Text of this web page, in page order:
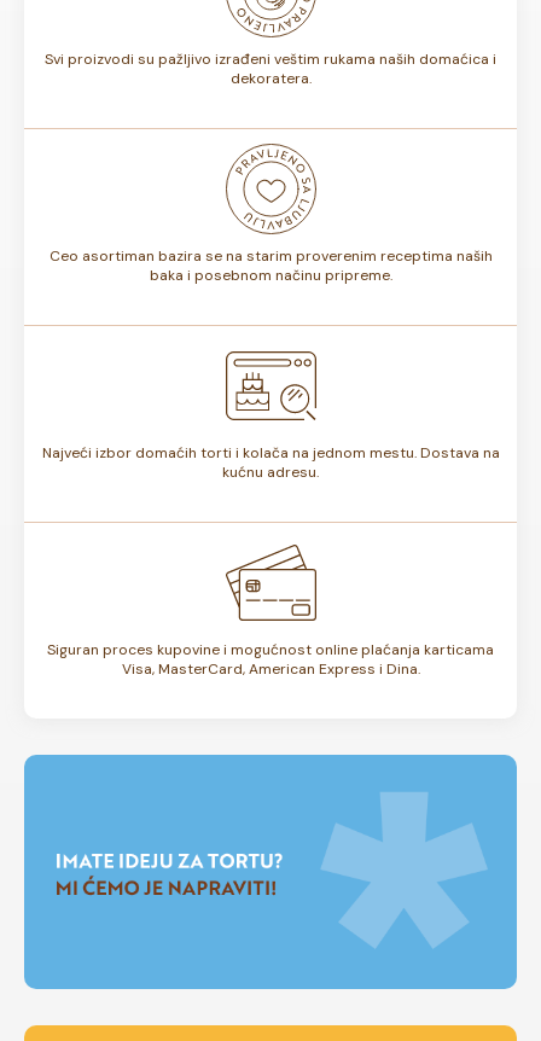
Svi proizvodi su pažljivo izrađeni veštim rukama naših domaćica i
dekoratera.
Ceo asortiman bazira se na starim proverenim receptima naših
baka i posebnom načinu pripreme.
Najveći izbor domaćih torti i kolača na jednom mestu. Dostava na
kućnu adresu.
Siguran proces kupovine i mogućnost online plaćanja karticama
Visa, MasterCard, American Express i Dina.